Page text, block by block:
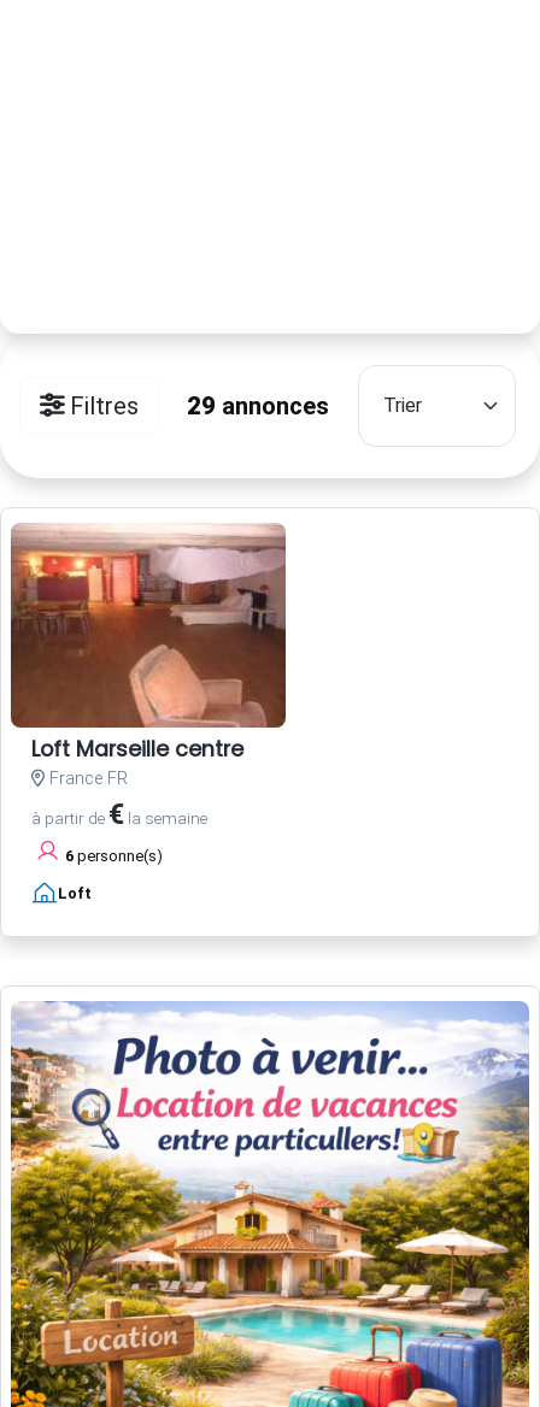
Filtres 29 annonces
Loft Marseille centre
France FR
à partir de € la semaine
6 personne(s)
Loft